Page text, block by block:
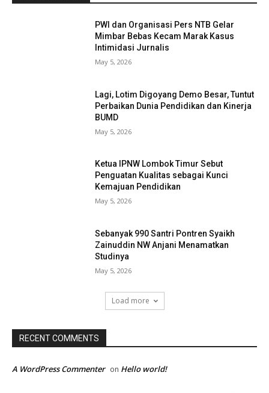
PWI dan Organisasi Pers NTB Gelar
Mimbar Bebas Kecam Marak Kasus
Intimidasi Jurnalis
May 5, 2026
Lagi, Lotim Digoyang Demo Besar, Tuntut
Perbaikan Dunia Pendidikan dan Kinerja
BUMD
May 5, 2026
Ketua IPNW Lombok Timur Sebut
Penguatan Kualitas sebagai Kunci
Kemajuan Pendidikan
May 5, 2026
Sebanyak 990 Santri Pontren Syaikh
Zainuddin NW Anjani Menamatkan
Studinya
May 5, 2026
Load more
RECENT COMMENTS
A WordPress Commenter on Hello world!